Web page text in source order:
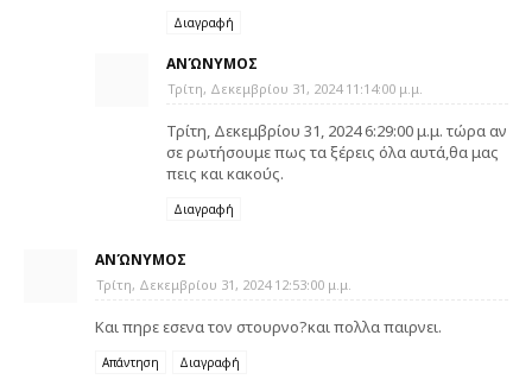
Διαγραφή
ΑΝΏΝΥΜΟΣ
Τρίτη, Δεκεμβρίου 31, 2024 11:14:00 μ.μ.
Τρίτη, Δεκεμβρίου 31, 2024 6:29:00 μ.μ. τώρα αν
σε ρωτήσουμε πως τα ξέρεις όλα αυτά,θα μας
πεις και κακούς.
Διαγραφή
ΑΝΏΝΥΜΟΣ
Τρίτη, Δεκεμβρίου 31, 2024 12:53:00 μ.μ.
Και πηρε εσενα τον στουρνο?και πολλα παιρνει.
Απάντηση Διαγραφή